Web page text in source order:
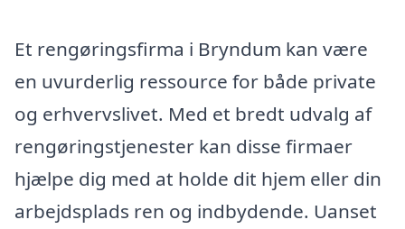
Et rengøringsfirma i Bryndum kan være
en uvurderlig ressource for både private
og erhvervslivet. Med et bredt udvalg af
rengøringstjenester kan disse firmaer
hjælpe dig med at holde dit hjem eller din
arbejdsplads ren og indbydende. Uanset